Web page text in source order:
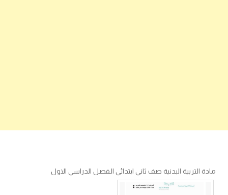
مادة التربية البدنية صف ثاني ابتدائي الفصل الدراسي الاول